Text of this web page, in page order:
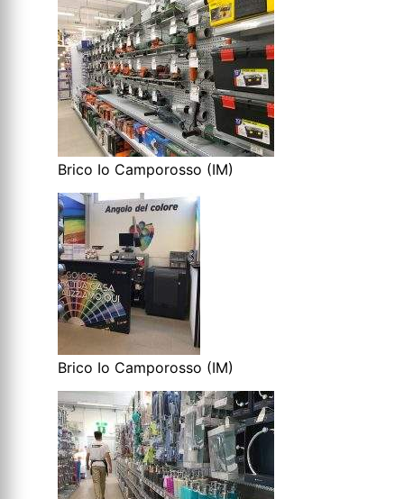
Brico Io Camporosso (IM)
Brico Io Camporosso (IM)